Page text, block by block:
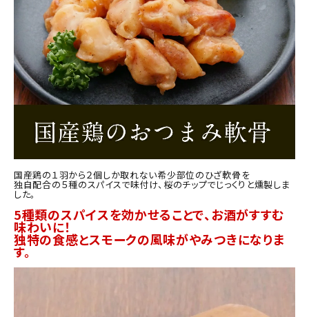
お問い合わせ
ご利用ガイド
直営店
国産鶏の１羽から２個しか取れない希少部位のひざ軟骨を
独自配合の５種のスパイスで味付け、桜のチップでじっくりと燻製しま
した。
5種類のスパイスを効かせることで、お酒がすすむ
味わいに！
独特の食感とスモークの風味がやみつきになりま
す。